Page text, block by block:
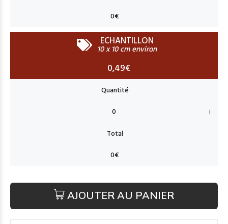
ECHANTILLON
10 x 10 cm environ
0,49€
AJOUTER AU PANIER